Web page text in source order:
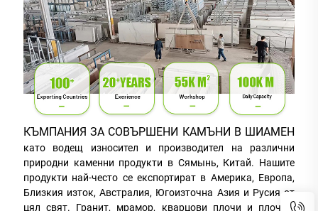
КЪМПАНИЯ ЗА СОВЪРШЕНИ КАМЪНИ В ШИАМЕН
като водещ износител и производител на различни
природни каменни продукти в Сямынь, Китай. Нашите
продукти най-често се експортират в Америка, Европа,
Близкия изток, Австралия, Югоизточна Азия и Русия от
цял свят. Гранит, мрамор, кварцови плочи и плочки,